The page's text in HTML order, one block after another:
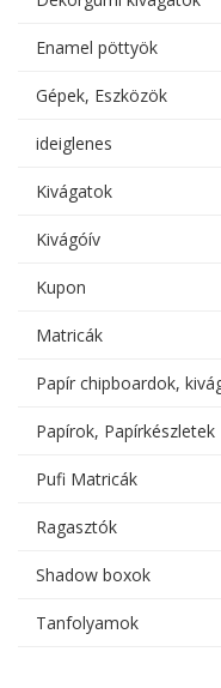
Enamel pöttyök
Gépek, Eszközök
ideiglenes
Kivágatok
Kivágóív
Kupon
Matricák
Papír chipboardok,
Papírok, Papírkészletek
Pufi Matricák
Ragasztók
Shadow boxok
Tanfolyamok